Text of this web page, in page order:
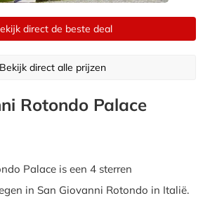
direct de beste deal
Bekijk direct alle prijzen
Rotondo Palace
Palace is een 4 sterren
in San Giovanni Rotondo in Italië.